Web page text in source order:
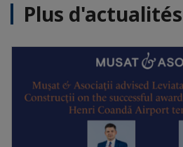
Plus d'actualités